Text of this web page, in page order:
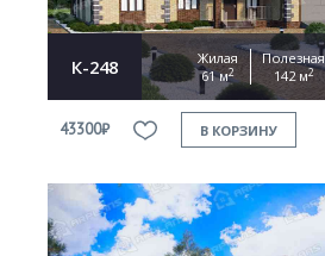
К-248
Жилая
61 м2
Полезная
142 м2
43300₽ В КОРЗИНУ